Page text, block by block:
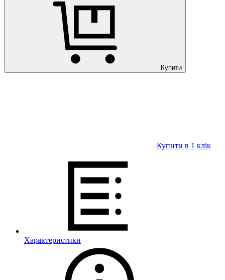
Купити
Купити в 1 клiк
Характеристики